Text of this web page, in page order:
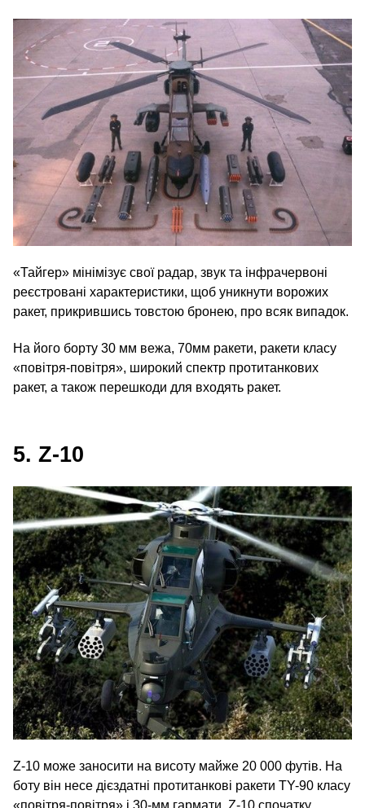
«Тайгер» мінімізує свої радар, звук та інфрачервоні
реєстровані характеристики, щоб уникнути ворожих
ракет, прикрившись товстою бронею, про всяк випадок.
На його борту 30 мм вежа, 70мм ракети, ракети класу
«повітря-повітря», широкий спектр протитанкових
ракет, а також перешкоди для входять ракет.
5. Z‑10
Z‑10 може заносити на висоту майже 20 000 футів. На
боту він несе дієздатні протитанкові ракети TY-90 класу